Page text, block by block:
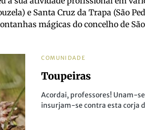
e Santa Cruz da Trapa (São
mágicas do concelho de
COMUNIDADE
Toupeiras
Acordai, professores! Unam-
insurjam-se contra esta corja